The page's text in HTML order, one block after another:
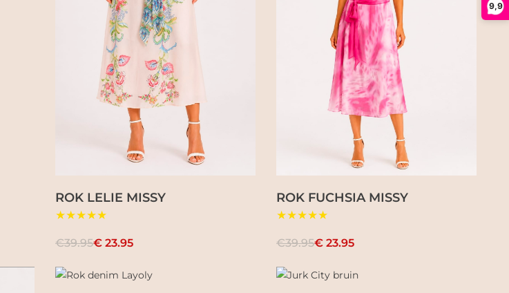
9,9
ROK LELIE MISSY
★★★★★
€39.95€ 23.95
ROK FUCHSIA MISSY
★★★★★
€39.95€ 23.95